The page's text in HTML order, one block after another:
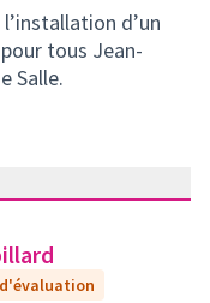
d’un
tous Jean-
Salle.